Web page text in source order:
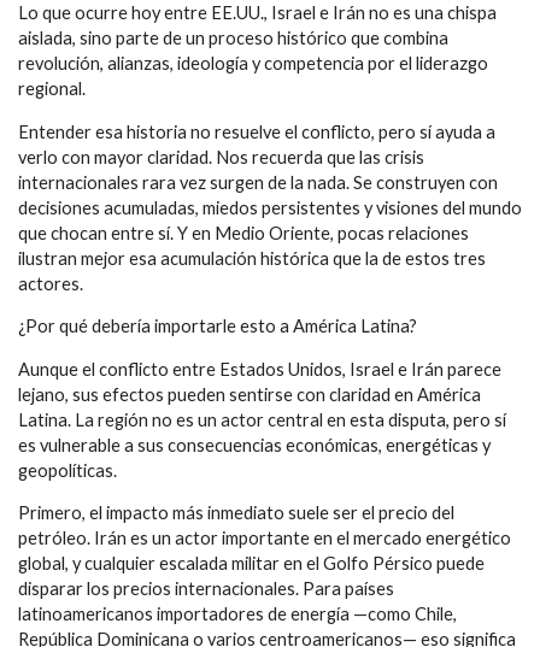
Lo que ocurre hoy entre EE.UU., Israel e Irán no es una chispa
aislada, sino parte de un proceso histórico que combina
revolución, alianzas, ideología y competencia por el liderazgo
regional.
Entender esa historia no resuelve el conflicto, pero sí ayuda a
verlo con mayor claridad. Nos recuerda que las crisis
internacionales rara vez surgen de la nada. Se construyen con
decisiones acumuladas, miedos persistentes y visiones del mundo
que chocan entre sí. Y en Medio Oriente, pocas relaciones
ilustran mejor esa acumulación histórica que la de estos tres
actores.
¿Por qué debería importarle esto a América Latina?
Aunque el conflicto entre Estados Unidos, Israel e Irán parece
lejano, sus efectos pueden sentirse con claridad en América
Latina. La región no es un actor central en esta disputa, pero sí
es vulnerable a sus consecuencias económicas, energéticas y
geopolíticas.
Primero, el impacto más inmediato suele ser el precio del
petróleo. Irán es un actor importante en el mercado energético
global, y cualquier escalada militar en el Golfo Pérsico puede
disparar los precios internacionales. Para países
latinoamericanos importadores de energía —como Chile,
República Dominicana o varios centroamericanos— eso significa